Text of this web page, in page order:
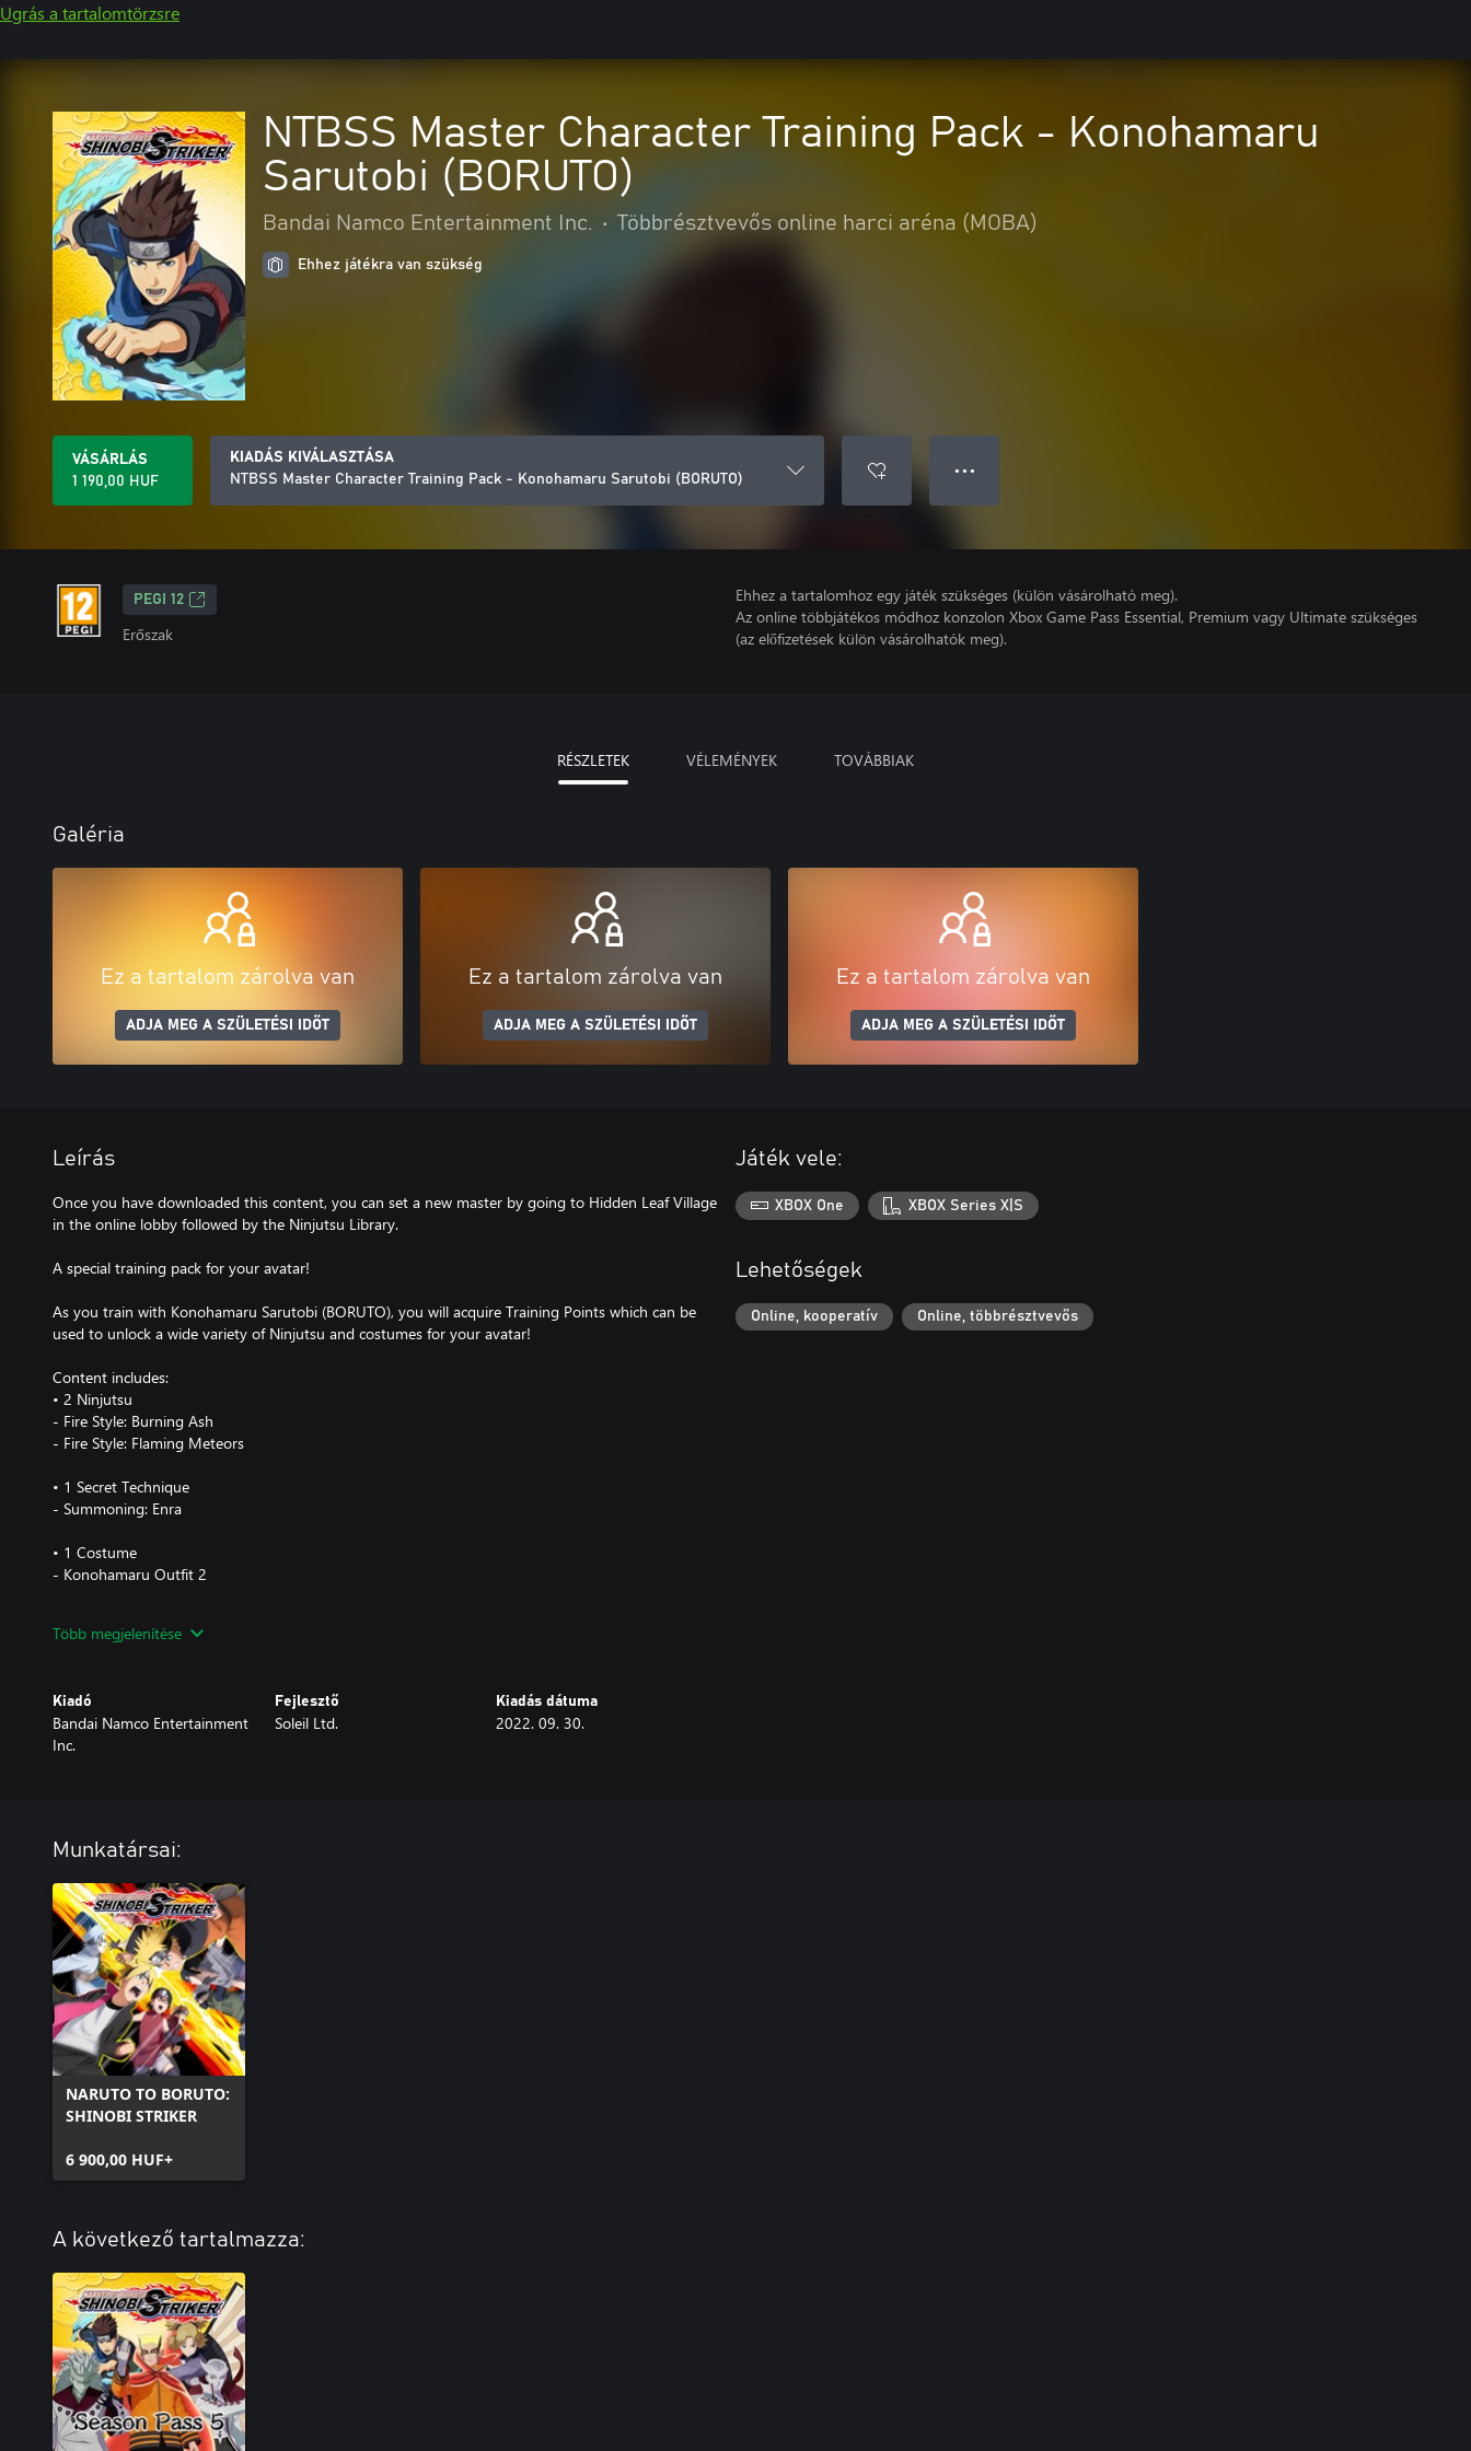
Ugrás a tartalomtörzsre
NTBSS Master Character Training Pack - Konohamaru
Sarutobi (BORUTO)
Bandai Namco Entertainment Inc. • Többrésztvevős online harci aréna (MOBA)
Ehhez játékra van szükség
VÁSÁRLÁS
1 190,00 HUF
KIADÁS KIVÁLASZTÁSA
NTBSS Master Character Training Pack - Konohamaru Sarutobi (BORUTO)
● ● ●
PEGI 12
Erőszak
Ehhez a tartalomhoz egy játék szükséges (külön vásárolható meg).
Az online többjátékos módhoz konzolon Xbox Game Pass Essential, Premium vagy Ultimate szükséges
(az előfizetések külön vásárolhatók meg).
RÉSZLETEK VÉLEMÉNYEK TOVÁBBIAK
Galéria
Ez a tartalom zárolva van
ADJA MEG A SZÜLETÉSI IDŐT
Ez a tartalom zárolva van
ADJA MEG A SZÜLETÉSI IDŐT
Ez a tartalom zárolva van
ADJA MEG A SZÜLETÉSI IDŐT
Leírás
Once you have downloaded this content, you can set a new master by going to Hidden Leaf Village
in the online lobby followed by the Ninjutsu Library.
A special training pack for your avatar!
As you train with Konohamaru Sarutobi (BORUTO), you will acquire Training Points which can be
used to unlock a wide variety of Ninjutsu and costumes for your avatar!
Content includes:
• 2 Ninjutsu
- Fire Style: Burning Ash
- Fire Style: Flaming Meteors
• 1 Secret Technique
- Summoning: Enra
• 1 Costume
- Konohamaru Outfit 2
- Hair: Konohamaru (Young Ver.)
- Adamantine Staff
• Additional Content
Több megjelenítése
Kiadó
Bandai Namco Entertainment
Inc.
Fejlesztő
Soleil Ltd.
Kiadás dátuma
2022. 09. 30.
Játék vele:
XBOX One XBOX Series X|S
Lehetőségek
Online, kooperatív Online, többrésztvevős
Munkatársai:
NARUTO TO BORUTO:
SHINOBI STRIKER
6 900,00 HUF+
A következő tartalmazza: